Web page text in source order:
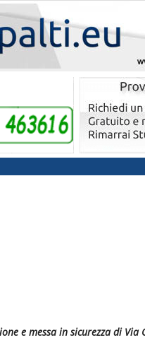
e messa in sicurezza di Via